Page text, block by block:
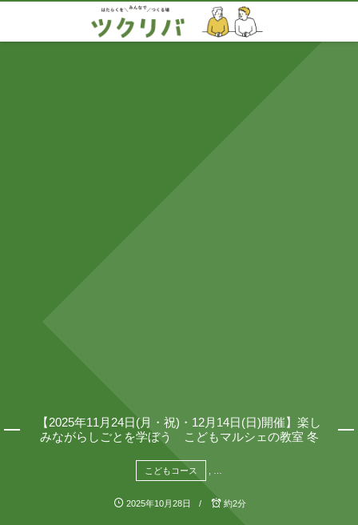
【2025年11月24日(月・祝)・12月14日(日)開催】楽し
みながらしごとを学ぼう こどもマルシェの教室 冬
こどもコース
2025年10月28日 約2分